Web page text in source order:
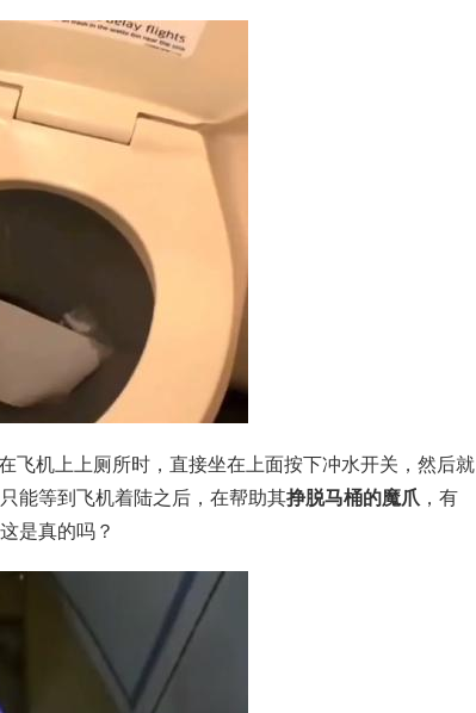
飞机上上厕所时，直接坐在上面按下冲水开关，然后就
能等到飞机着陆之后，在帮助其挣脱马桶的魔爪 ，有
是真的吗？